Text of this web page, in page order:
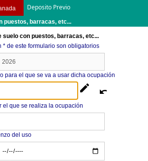
Deposito Previo
puestos, barracas, etc...
suelo con puestos, barracas, etc...
* de este formulario son obligatorios
para el que se va a usar dicha ocupación
edit undo
el que se realiza la ocupación
del uso